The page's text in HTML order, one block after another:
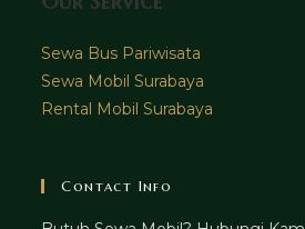
Sewa Bus Pariwisata
Sewa Mobil Surabaya
Rental Mobil Surabaya
Contact Info